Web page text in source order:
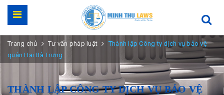
Trang chủ Tư vấn pháp luật
Thành lập Công ty dịch vụ bảo vệ
quận Hai Bà Trưng
THÀNH LẬP CÔNG TY DỊCH VỤ BẢO VỆ